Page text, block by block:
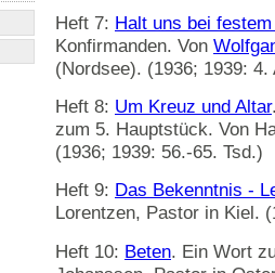
Heft 7: Halt uns bei
Konfirmanden. Von
(Nordsee). (1936; 1939: 4.
Heft 8: Um Kreuz und Altar
zum 5. Hauptstück. Von
(1936; 1939: 56.-65. Tsd.)
Heft 9: Das Bekenntnis -
Lorentzen, Pastor in Kiel.
Heft 10: Beten. Ein Wort